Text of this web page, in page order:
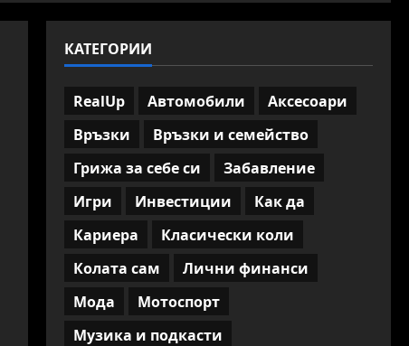
КАТЕГОРИИ
RealUp Автомобили
Аксесоари
Връзки
Връзки и семейство
Грижа за себе си
Забавление
Игри
Инвестиции
Как да
Кариера
Класически коли
Колата сам
Лични финанси
Мода
Мотоспорт
Музика и подкасти